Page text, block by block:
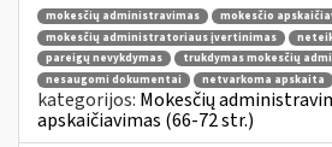
mokesčių administravimas mokesčio
mokesčių administratoriaus įvertinimas
pareigų nevykdymas
trukdymas mokesčių
nesaugomi dokumentai
netvarkoma apskaita
kategorijos: Mokesčių
apskaičiavimas (66-72 str.)